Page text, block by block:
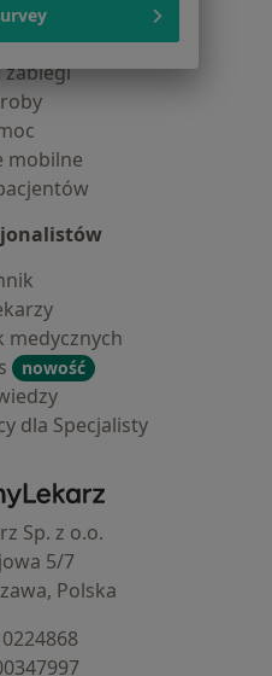
zabiegi
mobilne
medycznych
nowość
dla Specjalisty
ZnanyLekarz - Strona główna
Sp. z o.o.
5/7
Polska